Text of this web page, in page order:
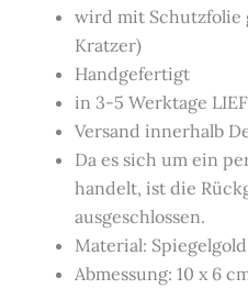
wird mit Schutzfolie
Kratzer)
Handgefertigt
in 3-5 Werktage
Versand innerhalb
Da es sich um ein
handelt, ist die
ausgeschlossen.
Material:
Abmessung: 10 x 6